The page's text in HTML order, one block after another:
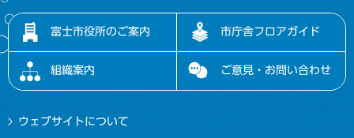
富士市役所のご案内 市庁舎フロアガイド
組織案内 ご意見・お問い合わせ
ウェブサイトについて